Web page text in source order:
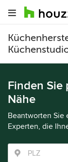
Finden Sie
Nähe
Beantworten Sie
Experten, die